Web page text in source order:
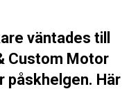
väntades till
Custom Motor
påskhelgen. Här